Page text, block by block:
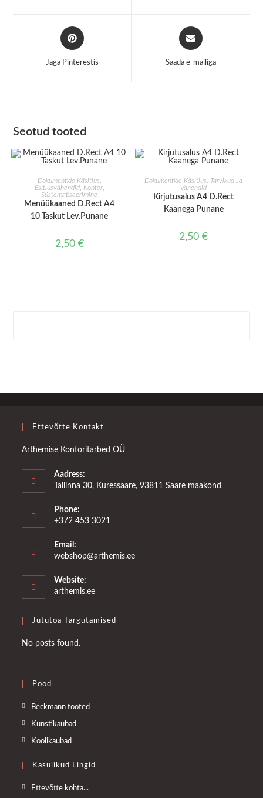
Opens
in
Jaga Pinterestis
Opens
in
Saada e-mailiga
Seotud tooted
LISA KORVI
Dokumentide Käsitlus
Esitlusvahendid, Kontor,
Süstematiseerimine
Menüükaaned D.Rect A4
10 Taskut Lev.Punane
2,50 €
LISA KORVI
Dokumentide Käsitlus
Tarvikud Ja
Vahendid
Kirjutusalus A4 D.Rect
Kaanega Punane
2,50€
Ettevõtte Kontakt
Arthemise Kontoritarbed OÜ
Aadress:
Tallinna 30, Kuressaare, 93811 Saare maakond
Phone:
+372 453 3021
Email:
webshop@arthemis.eeOpens
Website:
arthemis.ee
Jututoa Targutamised
No posts found.
Pood
Beckmann tootedOpens
tab
KunstikaubadOpens
new
KoolikaubadOpens
a
new
Kasulikud Lingid
Ettevõtte kohta...